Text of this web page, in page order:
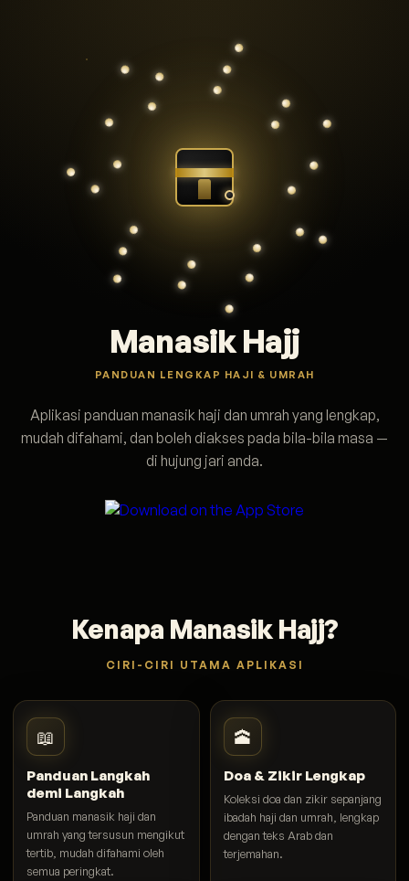
Manasik Hajj
PANDUAN LENGKAP HAJI & UMRAH
Aplikasi panduan manasik haji dan umrah yang lengkap,
mudah difahami, dan boleh diakses pada bila-bila masa —
di hujung jari anda.
Kenapa Manasik Hajj?
CIRI-CIRI UTAMA APLIKASI
📖
Panduan Langkah
demi Langkah
Panduan manasik haji dan
umrah yang tersusun mengikut
tertib, mudah difahami oleh
semua peringkat.
🕋
Doa & Zikir Lengkap
Koleksi doa dan zikir sepanjang
ibadah haji dan umrah, lengkap
dengan teks Arab dan
terjemahan.